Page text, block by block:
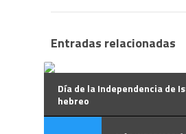
Entradas relacionadas
Día de la Independencia de
hebreo